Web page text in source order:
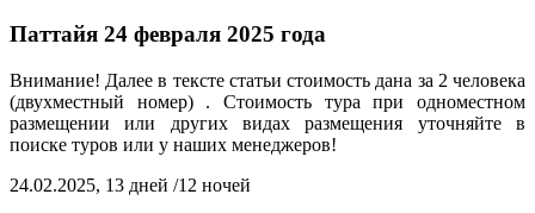
Паттайя 24 февраля 2025 года
Внимание! Далее в тексте статьи стоимость дана за 2 человека
(двухместный номер) . Стоимость тура при одноместном
размещении или других видах размещения уточняйте в
поиске туров или у наших менеджеров!
24.02.2025, 13 дней /12 ночей